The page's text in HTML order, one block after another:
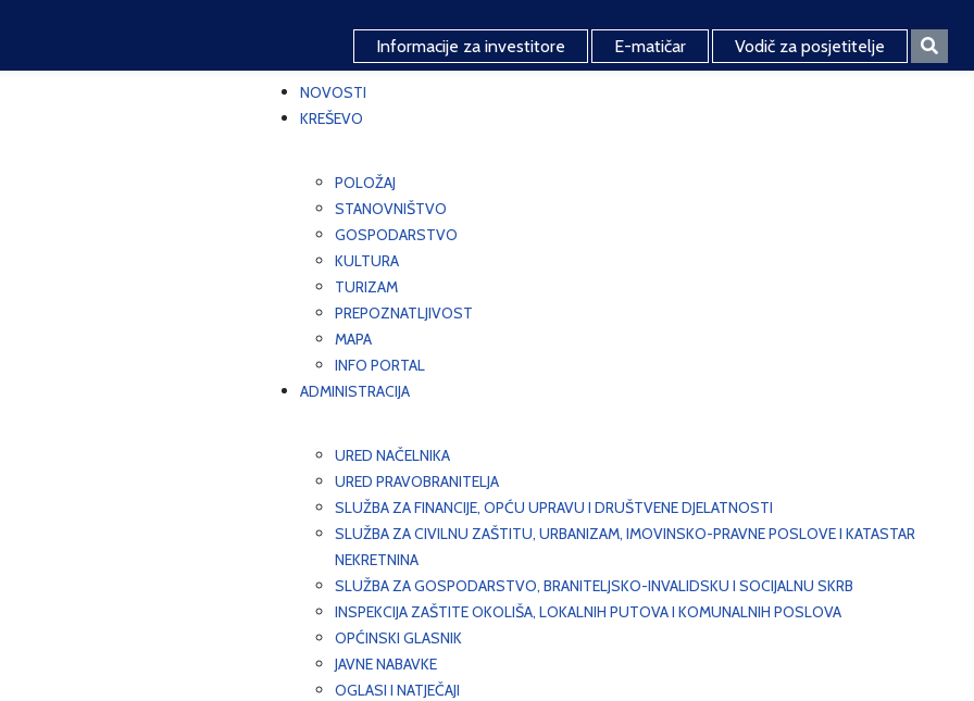
Informacije za investitore E-matičar Vodič za posjetitelje
NOVOSTI
KREŠEVO
POLOŽAJ
STANOVNIŠTVO
GOSPODARSTVO
KULTURA
TURIZAM
PREPOZNATLJIVOST
MAPA
INFO PORTAL
ADMINISTRACIJA
URED NAČELNIKA
URED PRAVOBRANITELJA
SLUŽBA ZA FINANCIJE, OPĆU UPRAVU I DRUŠTVENE DJELATNOSTI
SLUŽBA ZA CIVILNU ZAŠTITU, URBANIZAM, IMOVINSKO-PRAVNE POSLOVE I KATASTAR
NEKRETNINA
SLUŽBA ZA GOSPODARSTVO, BRANITELJSKO-INVALIDSKU I SOCIJALNU SKRB
INSPEKCIJA ZAŠTITE OKOLIŠA, LOKALNIH PUTOVA I KOMUNALNIH POSLOVA
OPĆINSKI GLASNIK
JAVNE NABAVKE
OGLASI I NATJEČAJI